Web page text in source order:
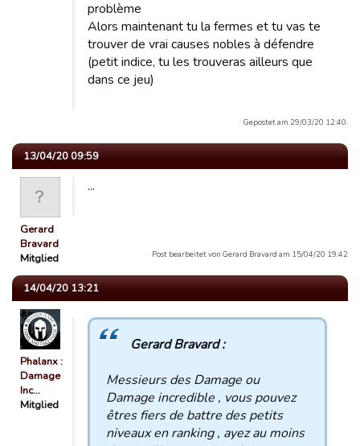
problème
Alors maintenant tu la fermes et tu vas te
trouver de vrai causes nobles à défendre
(petit indice, tu les trouveras ailleurs que
dans ce jeu)
Gepostet am 29/03/20 12:40.
13/04/20 09:59
Gerard
Bravard
Mitglied
...
Post bearbeitet von Gerard Bravard am 15/04/20 19:42
14/04/20 13:21
Phalanx :
Damage
Inc…
Mitglied
Gerard Bravard :
Messieurs des Damage ou
Damage incredible , vous pouvez
êtres fiers de battre des petits
niveaux en ranking , ayez au moins